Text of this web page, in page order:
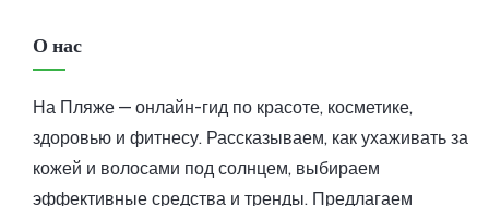
О нас
На Пляже — онлайн-гид по красоте, косметике,
здоровью и фитнесу. Рассказываем, как ухаживать за
кожей и волосами под солнцем, выбираем
эффективные средства и тренды. Предлагаем